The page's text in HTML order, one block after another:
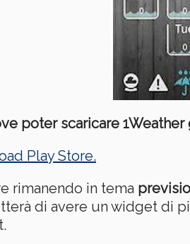
poter scaricare 1Weather
Play Store.
rimanendo in tema
di avere un widget di